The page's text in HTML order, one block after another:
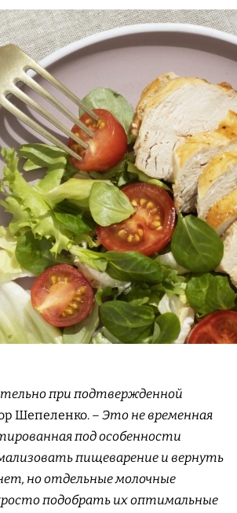
при подтвержденной
Шепеленко. – Это не временная
под особенности
пищеварение и вернуть
но отдельные молочные
подобрать их оптимальные